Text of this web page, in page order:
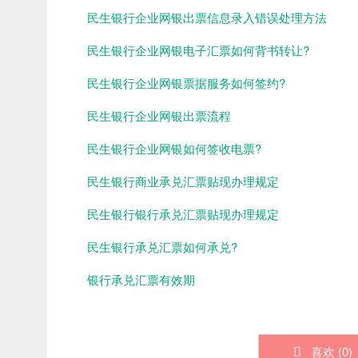
民生银行企业网银出票信息录入错误处理方法
民生银行企业网银电子汇票如何背书转让?
民生银行企业网银票据服务如何签约?
民生银行企业网银出票流程
民生银行企业网银如何签收电票?
民生银行商业承兑汇票贴现办理规定
民生银行银行承兑汇票贴现办理规定
民生银行承兑汇票如何承兑?
银行承兑汇票有效期
喜欢 (0)